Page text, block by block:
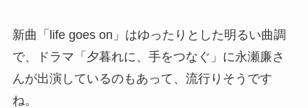
新曲「life goes on」はゆったりとした明るい曲調
で、ドラマ「夕暮れに、手をつなぐ」に永瀬廉さ
んが出演しているのもあって、流行りそうです
ね。